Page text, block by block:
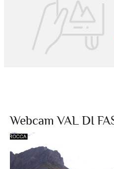
Webcam VAL DI